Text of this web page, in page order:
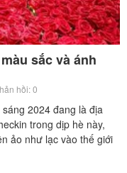
sắc và ánh
hồi: 0
2024 đang là địa
trong dịp hè này,
ảo như lạc vào thế giới